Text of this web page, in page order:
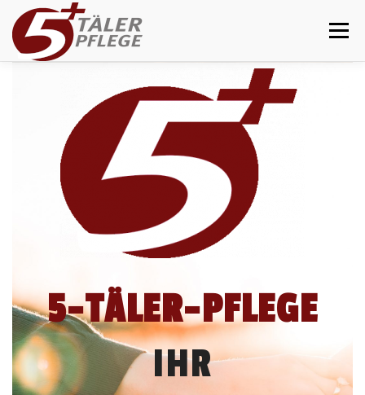
Zum Inhalt springen
Menü
ÜBER UNS LEISTUNGEN
BETREUUNG KONTAKT
5-TÄLER-PFLEGE
IHR